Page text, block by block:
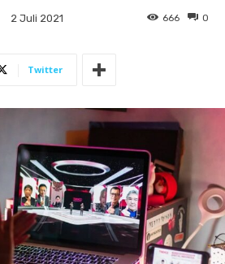
2 Juli 2021 0
666
Twitter